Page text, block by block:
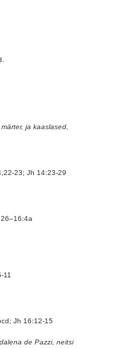
ja kaaslased,
23; Jh 14:23-29
11
Jh 16:12-15
de Pazzi, neitsi